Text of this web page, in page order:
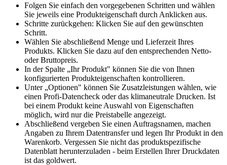
Folgen Sie einfach den vorgegebenen Schritten und wählen
Sie jeweils eine Produkteigenschaft durch Anklicken aus.
Schritte zurückgehen: Klicken Sie auf den gewünschten
Schritt.
Wählen Sie abschließend Menge und Lieferzeit Ihres
Produkts. Klicken Sie dazu auf den entsprechenden Netto-
oder Bruttopreis.
In der Spalte „Ihr Produkt" können Sie die von Ihnen
konfigurierten Produkteigenschaften kontrollieren.
Unter „Optionen" können Sie Zusatzleistungen wählen, wie
einen Profi-Datencheck oder das klimaneutrale Drucken. Ist
bei einem Produkt keine Auswahl von Eigenschaften
möglich, wird nur die Preistabelle angezeigt.
Abschließend vergeben Sie einen Auftragsnamen, machen
Angaben zu Ihrem Datentransfer und legen Ihr Produkt in den
Warenkorb. Vergessen Sie nicht das produktspezifische
Datenblatt herunterzuladen - beim Erstellen Ihrer Druckdaten
ist das goldwert.